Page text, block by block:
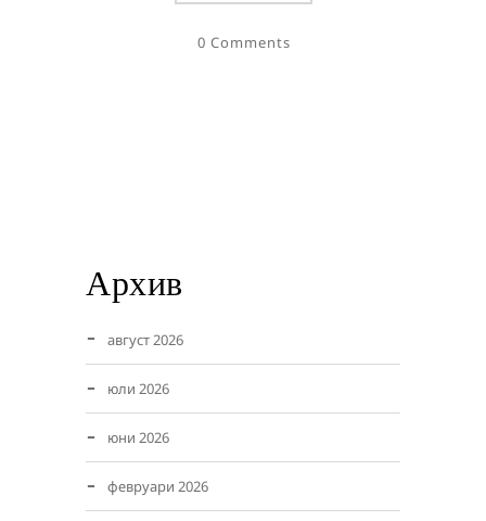
0 Comments
Архив
август 2026
юли 2026
юни 2026
февруари 2026